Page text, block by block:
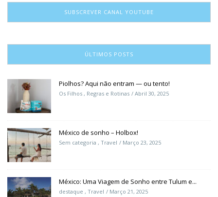
SUBSCREVER CANAL YOUTUBE
ÚLTIMOS POSTS
Piolhos? Aqui não entram — ou tento!
Os Filhos , Regras e Rotinas Abril 30, 2025
México de sonho – Holbox!
Sem categoria , Travel Março 23, 2025
México: Uma Viagem de Sonho entre Tulum e...
destaque , Travel Março 21, 2025